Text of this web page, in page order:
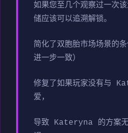
如果您至几个观察过一次
储应该可以追溯解锁。
简化了双胞胎市场场景的
进一步一致）
修复了如果玩家没有与
爱，
导致 Kateryna 的方案无